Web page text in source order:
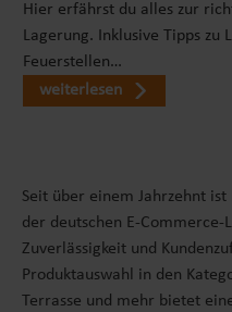
Hier erfährst du alles zur
Lagerung. Inklusive Tipps zu
Feuerstellen…
weiterlesen
Seit über einem Jahrzehnt
der deutschen E-
Zuverlässigkeit und
Produktauswahl in den
Terrasse und mehr bietet